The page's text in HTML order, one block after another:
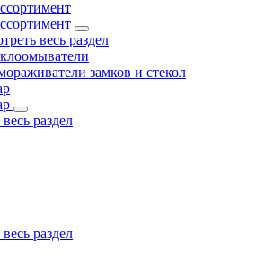
весь раздел
замков и стекол
раздел
раздел